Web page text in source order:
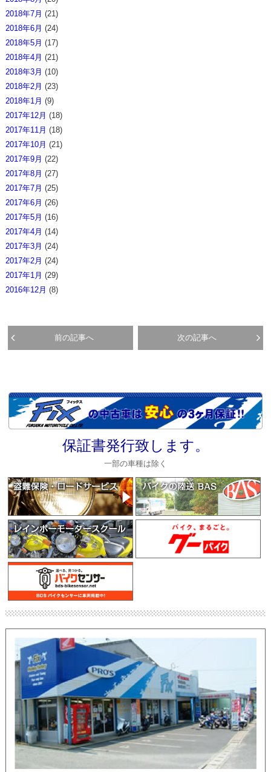
2018年7月 (21)
2018年6月 (24)
2018年5月 (17)
2018年4月 (21)
2018年3月 (10)
2018年2月 (23)
2018年1月 (9)
2017年12月 (18)
2017年11月 (18)
2017年10月 (21)
2017年9月 (22)
2017年8月 (27)
2017年7月 (25)
2017年6月 (26)
2017年5月 (16)
2017年4月 (14)
2017年3月 (24)
2017年2月 (24)
2017年1月 (29)
2016年12月 (8)
前の記事へ 次の記事へ
保証書発行致します。
一部の車種は除く